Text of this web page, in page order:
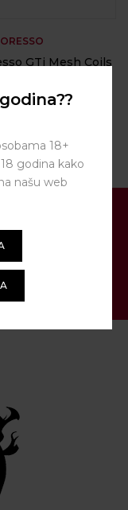
GTi Mesh Coils
NAŠ
18+
godina kako
našu web